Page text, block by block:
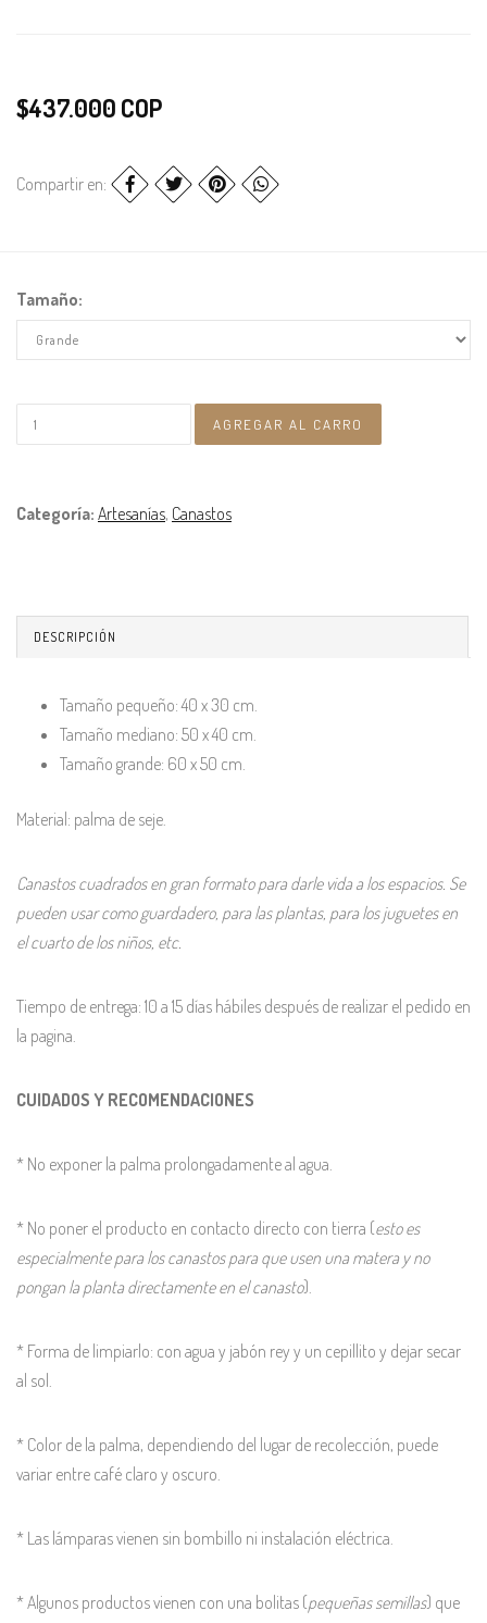
$437.000 COP
Compartir en:
Tamaño:
Categoría: Artesanías, Canastos
DESCRIPCIÓN
Tamaño pequeño: 40 x 30 cm.
Tamaño mediano: 50 x 40 cm.
Tamaño grande: 60 x 50 cm.
Material: palma de seje.
Canastos cuadrados en gran formato para darle vida a los espacios. Se
pueden usar como guardadero, para las plantas, para los juguetes en
el cuarto de los niños, etc.
Tiempo de entrega: 10 a 15 días hábiles después de realizar el pedido en
la pagina.
CUIDADOS Y RECOMENDACIONES
* No exponer la palma prolongadamente al agua.
* No poner el producto en contacto directo con tierra (esto es
especialmente para los canastos para que usen una matera y no
pongan la planta directamente en el canasto).
* Forma de limpiarlo: con agua y jabón rey y un cepillito y dejar secar
al sol.
* Color de la palma, dependiendo del lugar de recolección, puede
variar entre café claro y oscuro.
* Las lámparas vienen sin bombillo ni instalación eléctrica.
* Algunos productos vienen con una bolitas (pequeñas semillas) que